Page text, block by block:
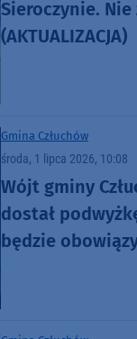
Sieroczynie.
(AKTUALIZACJA)
Gmina Człuchów
środa, 1 lipca 2026, 10:08
Wójt gminy
dostał
będzie